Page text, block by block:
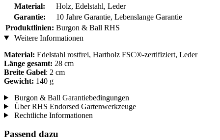
Material:
Holz, Edelstahl, Leder
Garantie:
10 Jahre Garantie, Lebenslange Garantie
Produktlinien: Burgon & Ball RHS
Weitere Informationen
Material: Edelstahl rostfrei, Hartholz FSC®-zertifiziert, Leder
Länge gesamt: 28 cm
Breite Gabel: 2 cm
Gewicht: 140 g
Burgon & Ball Garantiebedingungen
Über RHS Endorsed Gartenwerkzeuge
Rechtliche Informationen
Passend dazu